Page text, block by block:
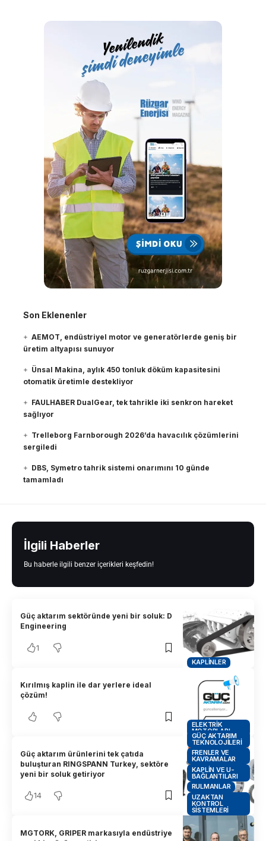
Son Eklenenler
AEMOT, endüstriyel motor ve generatörlerde geniş bir
üretim altyapısı sunuyor
Ünsal Makina, aylık 450 tonluk döküm kapasitesini
otomatik üretimle destekliyor
FAULHABER DualGear, tek tahrikle iki senkron hareket
sağlıyor
Trelleborg Farnborough 2026’da havacılık çözümlerini
sergiledi
DBS, Symetro tahrik sistemi onarımını 10 günde
tamamladı
İlgili Haberler
Bu haberle ilgili benzer içerikleri keşfedin!
KAPLINLER
Güç aktarım sektöründe yeni bir soluk: D
Engineering
1
ELEKTRIK
MOTORLARI
Kırılmış kaplin ile dar yerlere ideal
çözüm!
GÜÇ AKTARIM
TEKNOLOJILERI
FRENLER VE
KAVRAMALAR
KAPLIN VE U-
BAĞLANTILARI
RULMANLAR
UZAKTAN
KONTROL
SISTEMLERI
Güç aktarım ürünlerini tek çatıda
buluşturan RINGSPANN Turkey, sektöre
yeni bir soluk getiriyor
14
MGTORK, GRIPER markasıyla endüstriye